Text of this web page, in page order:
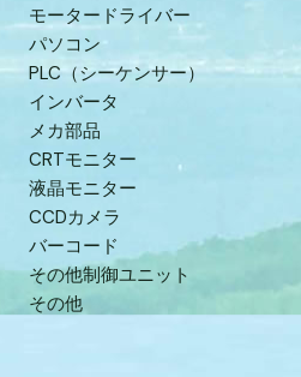
モータードライバー
パソコン
PLC（シーケンサー）
インバータ
メカ部品
CRTモニター
液晶モニター
CCDカメラ
バーコード
その他制御ユニット
その他